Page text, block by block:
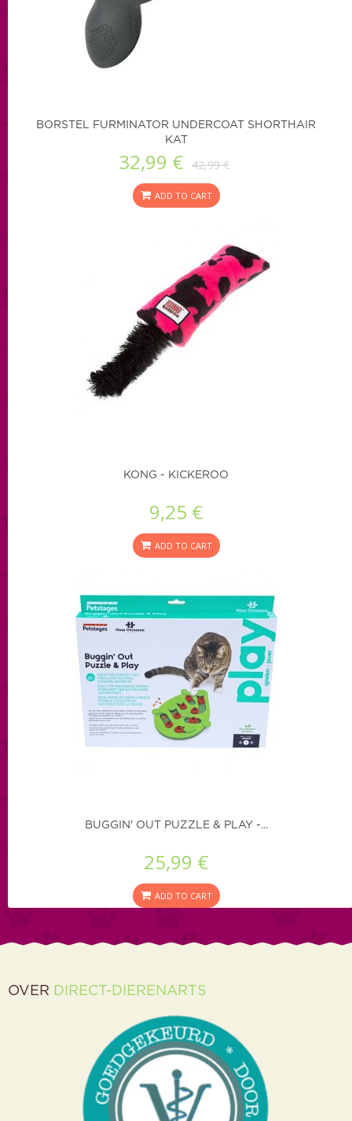
BORSTEL FURMINATOR UNDERCOAT SHORTHAIR
KAT
32,99 € 42,99 €
ADD TO CART
KONG - KICKEROO
9,25 €
ADD TO CART
BUGGIN' OUT PUZZLE & PLAY -...
25,99 €
ADD TO CART
OVER DIRECT-DIERENARTS